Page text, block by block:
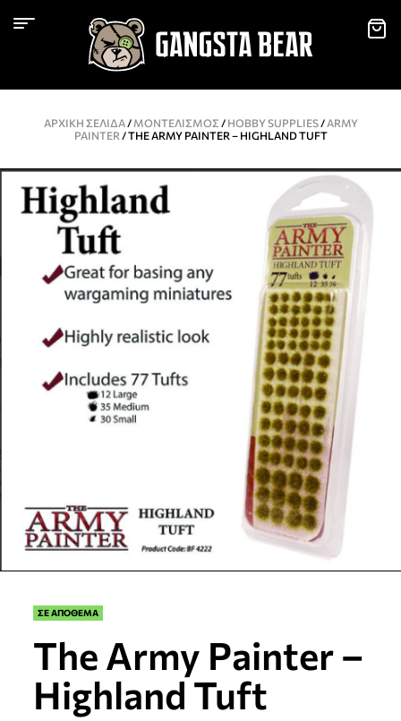
ΑΡΧΙΚΉ ΣΕΛΊΔΑ/ ΜΟΝΤΕΛΙΣΜΌΣ / HOBBY SUPPLIES/ ARMY
PAINTER / THE ARMY PAINTER – HIGHLAND TUFT
ΣΕ ΑΠΟΘΕΜΑ
The Army Painter –
Highland Tuft